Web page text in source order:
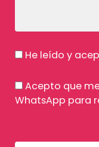
He leído y
Acepto que
WhatsApp para